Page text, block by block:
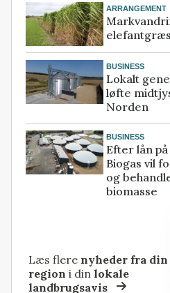
ARRANGEMENT
elefantgræs
BUSINESS
Lokalt
løfte
Norden
BUSINESS
Efter lån
Biogas vil
og
biomasse
Læs flere nyheder fra din
region i dinlokale
landbrugsavis